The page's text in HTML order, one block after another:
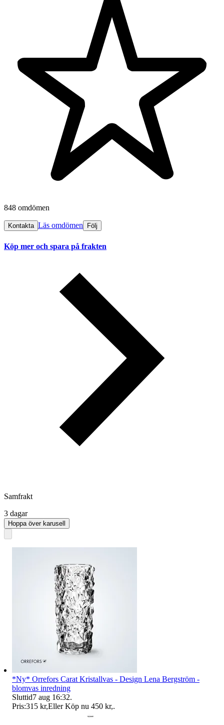
848 omdömen
Kontakta Läs omdömen Följ
Köp mer och spara på frakten
Samfrakt
3 dagar
Hoppa över karusell
*Ny* Orrefors Carat Kristallvas - Design Lena Bergström -
blomvas inredning
Sluttid7 aug 16:32.
Pris:315 kr,Eller Köp nu 450 kr,.